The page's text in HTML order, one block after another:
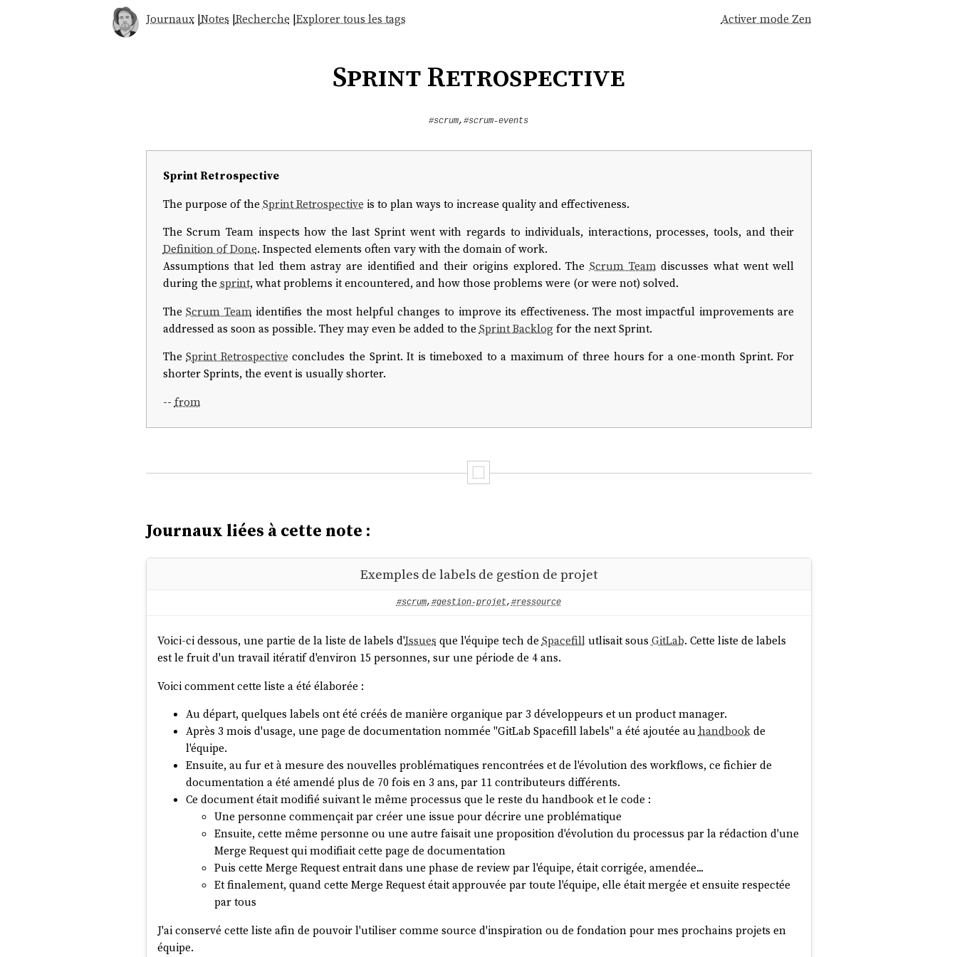
Journaux|Notes |Recherche |Explorer tous les tags Activer mode Zen
Sprint Retrospective
#scrum, #scrum-events
Sprint Retrospective
The purpose of the Sprint Retrospective is to plan ways to increase quality and effectiveness.
The Scrum Team inspects how the last Sprint went with regards to individuals, interactions, processes, tools, and their
Definition of Done. Inspected elements often vary with the domain of work.
Assumptions that led them astray are identified and their origins explored. The Scrum Teamdiscusses what went well
during the sprint, what problems it encountered, and how those problems were (or were not) solved.
TheScrum Teamidentifies the most helpful changes to improve its effectiveness. The most impactful improvements are
addressed as soon as possible. They may even be added to the Sprint Backlogfor the next Sprint.
TheSprint Retrospective concludes the Sprint. It is timeboxed to a maximum of three hours for a one-month Sprint. For
shorter Sprints, the event is usually shorter.
-- from
Journaux liées à cette note :
Exemples de labels de gestion de projet
#scrum,#gestion-projet, #ressource
Voici-ci dessous, une partie de la liste de labels d'Issues que l'équipe tech de Spacefillutlisait sous GitLab. Cette liste de labels
est le fruit d'un travail itératif d'environ 15 personnes, sur une période de 4 ans.
Voici comment cette liste a été élaborée :
Au départ, quelques labels ont été créés de manière organique par 3 développeurs et un product manager.
Après 3 mois d'usage, une page de documentation nommée "GitLab Spacefill labels" a été ajoutée au handbookde
l'équipe.
Ensuite, au fur et à mesure des nouvelles problématiques rencontrées et de l'évolution des workflows, ce fichier de
documentation a été amendé plus de 70 fois en 3 ans, par 11 contributeurs différents.
Ce document était modifié suivant le même processus que le reste du handbook et le code :
Une personne commençait par créer une issue pour décrire une problématique
Ensuite, cette même personne ou une autre faisait une proposition d'évolution du processus par la rédaction d'une
Merge Request qui modifiait cette page de documentation
Puis cette Merge Request entrait dans une phase de review par l'équipe, était corrigée, amendée...
Et finalement, quand cette Merge Request était approuvée par toute l'équipe, elle était mergée et ensuite respectée
par tous
J'ai conservé cette liste afin de pouvoir l'utiliser comme source d'inspiration ou de fondation pour mes prochains projets en
équipe.